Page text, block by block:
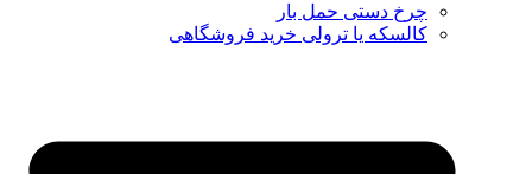
چرخ دستی حمل بار
کالسکه یا ترولی خرید فروشگاهی